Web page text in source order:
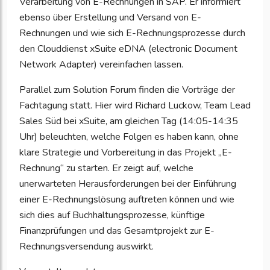
ebenso über Erstellung und Versand von E-
Rechnungen und wie sich E-Rechnungsprozesse durch
den Clouddienst xSuite eDNA (electronic Document
Network Adapter) vereinfachen lassen.
Parallel zum Solution Forum finden die Vorträge der
Fachtagung statt. Hier wird Richard Luckow, Team Lead
Sales Süd bei xSuite, am gleichen Tag (14:05-14:35
Uhr) beleuchten, welche Folgen es haben kann, ohne
klare Strategie und Vorbereitung in das Projekt „E-
Rechnung“ zu starten. Er zeigt auf, welche
unerwarteten Herausforderungen bei der Einführung
einer E-Rechnungslösung auftreten können und wie
sich dies auf Buchhaltungsprozesse, künftige
Finanzprüfungen und das Gesamtprojekt zur E-
Rechnungsversendung auswirkt.